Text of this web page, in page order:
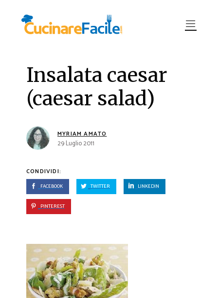
Insalata caesar
(caesar salad)
MYRIAM AMATO
29 Luglio 2011
CONDIVIDI:
FACEBOOK TWITTER LINKEDIN
PINTEREST